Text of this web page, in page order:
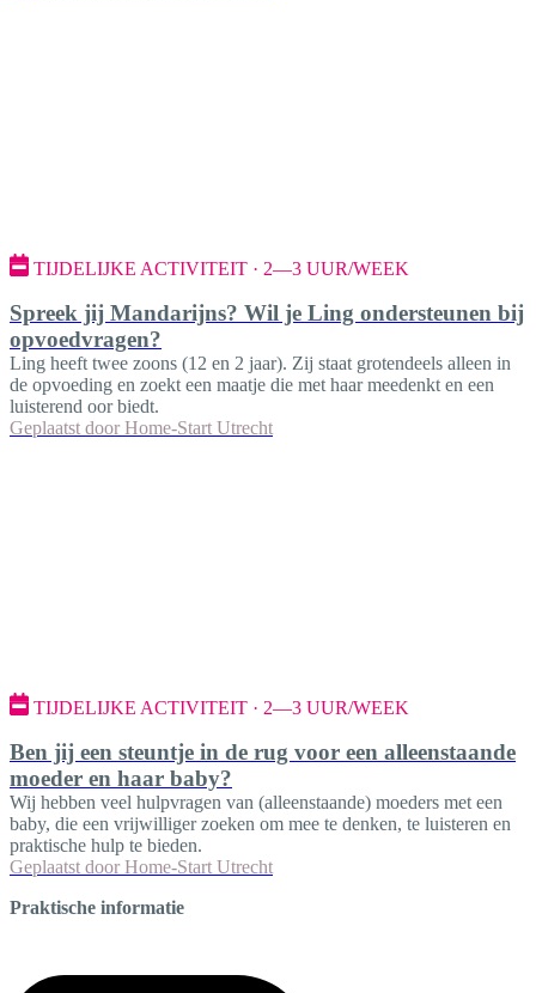
TIJDELIJKE ACTIVITEIT · 2—3 UUR/WEEK
Spreek jij Mandarijns? Wil je Ling ondersteunen bij
opvoedvragen?
Ling heeft twee zoons (12 en 2 jaar). Zij staat grotendeels alleen in
de opvoeding en zoekt een maatje die met haar meedenkt en een
luisterend oor biedt.
Geplaatst door Home-Start Utrecht
TIJDELIJKE ACTIVITEIT · 2—3 UUR/WEEK
Ben jij een steuntje in de rug voor een alleenstaande
moeder en haar baby?
Wij hebben veel hulpvragen van (alleenstaande) moeders met een
baby, die een vrijwilliger zoeken om mee te denken, te luisteren en
praktische hulp te bieden.
Geplaatst door Home-Start Utrecht
Praktische informatie